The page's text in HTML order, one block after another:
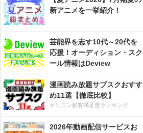
新アニメを一挙紹介！
芸能界を志す10代～20代を
応援！オーディション・スク
ール情報はDeview
漫画読み放題サブスクおすす
め11選【徹底比較】
オリコン顧客満足度ランキング
2026年動画配信サービスお